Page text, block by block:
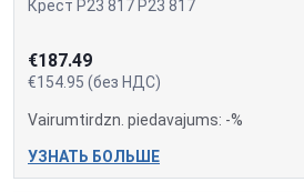
Крест P23 817 P23 817
€187.49
€154.95 (без НДС)
Vairumtirdzn. piedavajums: -%
УЗНАТЬ БОЛЬШЕ